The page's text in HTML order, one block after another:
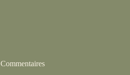
Commentaires